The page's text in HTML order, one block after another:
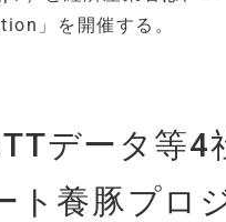
」を開催する。
データ等4
ト養豚プロ